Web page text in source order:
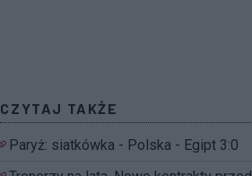
CZYTAJ TAKŻE
Paryż: siatkówka - Polska - Egipt 3:0